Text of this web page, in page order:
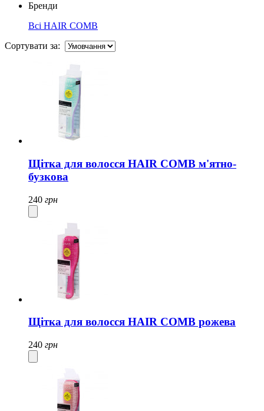
Бренди
Всі HAIR COMB
Сортувати за:
Щітка для волосся HAIR COMB м'ятно-
бузкова
240 грн
Щітка для волосся HAIR COMB рожева
240 грн